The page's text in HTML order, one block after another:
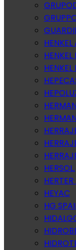
HENKEL
HENKEL
HERSOL.
HEYAC
HG